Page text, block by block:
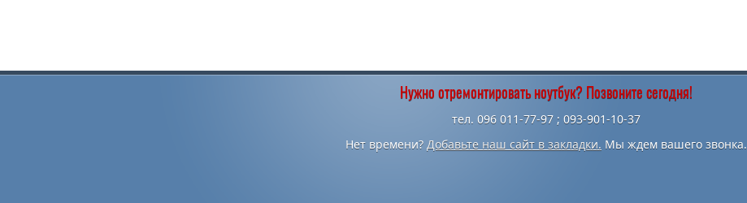
Нужно отремонтировать ноутбук? Позвоните сегодня!
тел. 096 011-77-97 ; 093-901-10-37
Нет времени? Добавьте наш сайт в закладки. Мы ждем вашего звонка.